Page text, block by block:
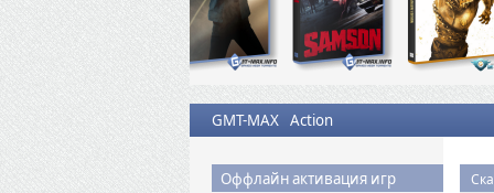
GMT-MAX Action
Оффлайн активация игр